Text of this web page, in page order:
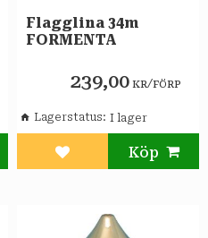
Flagglina 34m
FORMENTA
239,00 KR/FÖRP
Lägg till i favoriter
Lagerstatus